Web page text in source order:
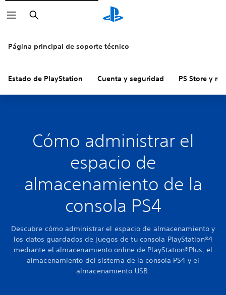
Buscar
Página principal de soporte técnico
Estado de PlayStation Cuenta y seguridad PS Store y
Cómo administrar el
espacio de
almacenamiento de la
consola PS4
Descubre cómo administrar el espacio de almacenamiento y
los datos guardados de juegos de tu consola PlayStation®4
mediante el almacenamiento online de PlayStation®Plus, el
almacenamiento del sistema de la consola PS4 y el
almacenamiento USB.